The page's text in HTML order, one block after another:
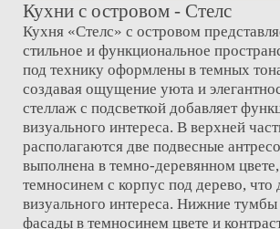
Кухни с островом - Стелс
Кухня «Стелс» с островом
стильное и функциональное
под технику оформлены в темных
создавая ощущение уюта и
стеллаж с подсветкой добавляет
визуального интереса. В верхней
располагаются две подвесные
выполнена в темно-деревянном
темносинем с корпус под дерево, что
визуального интереса. Нижние
фасады в темносинем цвете и